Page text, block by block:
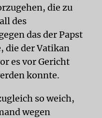
die zu
des
das der Papst
die der Vatikan
es vor Gericht
konnte.
so weich,
wegen